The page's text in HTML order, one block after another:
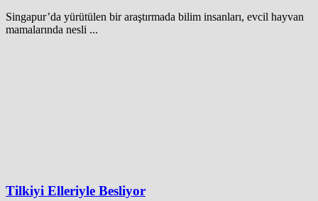
Singapur’da yürütülen bir araştırmada bilim insanları, evcil hayvan
mamalarında nesli ...
Tilkiyi Elleriyle Besliyor